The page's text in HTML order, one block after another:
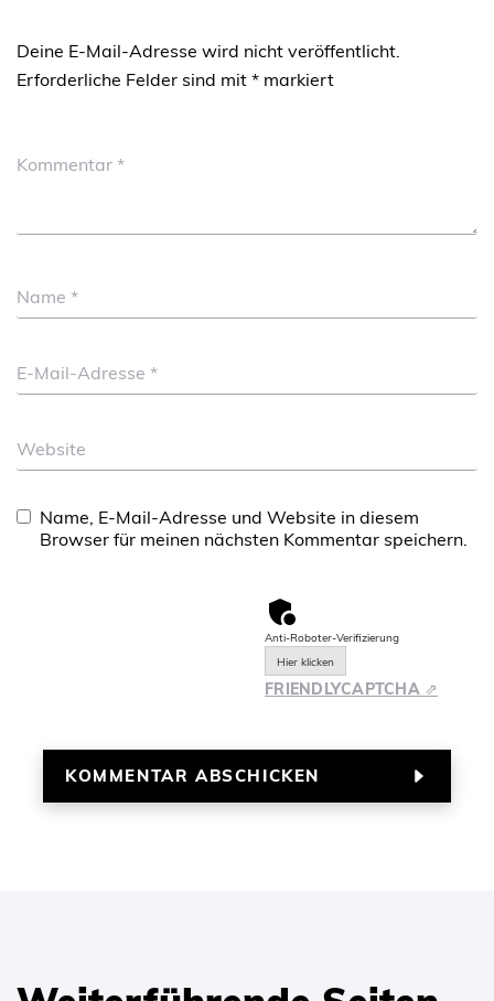
Deine E-Mail-Adresse wird nicht veröffentlicht.
Erforderliche Felder sind mit * markiert
Kommentar *
Name *
E-Mail-Adresse *
Website
Name, E-Mail-Adresse und Website in diesem
Browser für meinen nächsten Kommentar speichern.
Anti-Roboter-Verifizierung
Hier klicken
FRIENDLYCAPTCHA ⇗